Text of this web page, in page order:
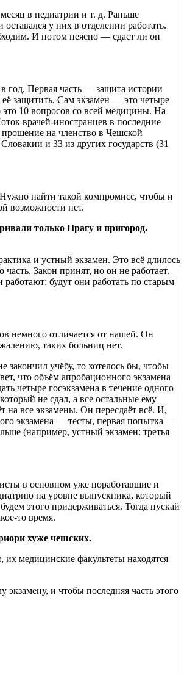
в педиатрии и т. д. Раньше
у них в отделении работать.
И потом неясно — сдаст ли он
год. Первая часть — защита истории
защитить. Сам экзамен — это четыре
10 вопросов со всей медицины. На
врачей-иностранцев в последние
на членство в Чешской
и 33 из других государств (31
найти такой компромисс, чтобы и
возможности нет.
только Прагу и пригород.
и устный экзамен. Это всё длилось
Закон принят, но он не работает.
будут они работать по старым
немного отличается от нашей. Он
таких больниц нет.
учёбу, то хотелось бы, чтобы
что объём апробационного экзамена
четыре госэкзамена в течение одного
не сдал, а все остальные ему
на все экзамены. Он пересдаёт всё. И,
экзамена — тесты, первая попытка —
(например, устный экзамен: третья
в основном уже поработавшие и
на уровне выпускника, который
этого придерживаться. Тогда пускай
то время.
хуже чешских.
медицинские факультеты находятся
и чтобы последняя часть этого